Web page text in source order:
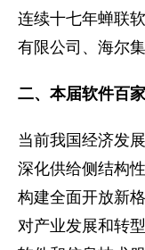
连续十七年蝉联
有限公司、海尔
二、本届软件百
当前我国经济发
深化供给侧结构
构建全面开放新
对产业发展和转